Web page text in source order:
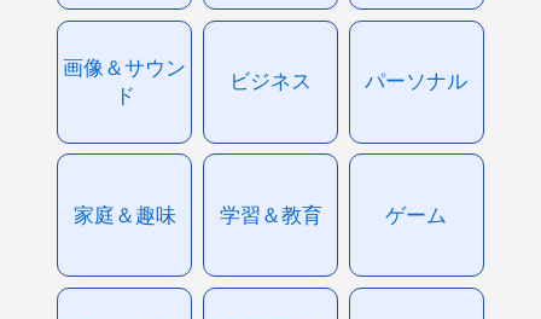
画像＆サウン
ド
ビジネス パーソナル
家庭＆趣味 学習＆教育 ゲーム